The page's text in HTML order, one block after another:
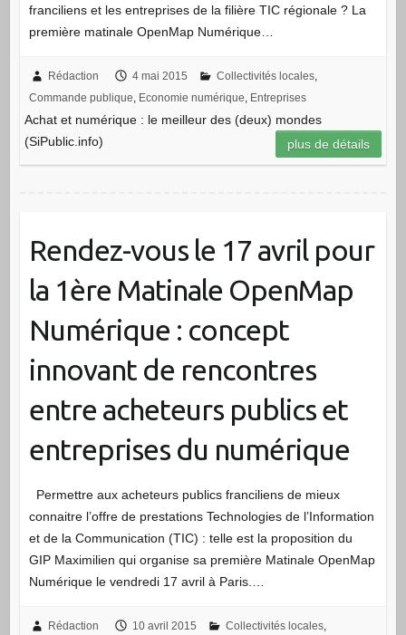
franciliens et les entreprises de la filière TIC régionale ? La
première matinale OpenMap Numérique…
Rédaction 4 mai 2015 Collectivités locales,
Commande publique, Economie numérique, Entreprises
Achat et numérique : le meilleur des (deux) mondes
(SiPublic.info)
plus de détails
Rendez-vous le 17 avril pour
la 1ère Matinale OpenMap
Numérique : concept
innovant de rencontres
entre acheteurs publics et
entreprises du numérique
Permettre aux acheteurs publics franciliens de mieux
connaitre l’offre de prestations Technologies de l’Information
et de la Communication (TIC) : telle est la proposition du
GIP Maximilien qui organise sa première Matinale OpenMap
Numérique le vendredi 17 avril à Paris.…
Rédaction 10 avril 2015 Collectivités locales,